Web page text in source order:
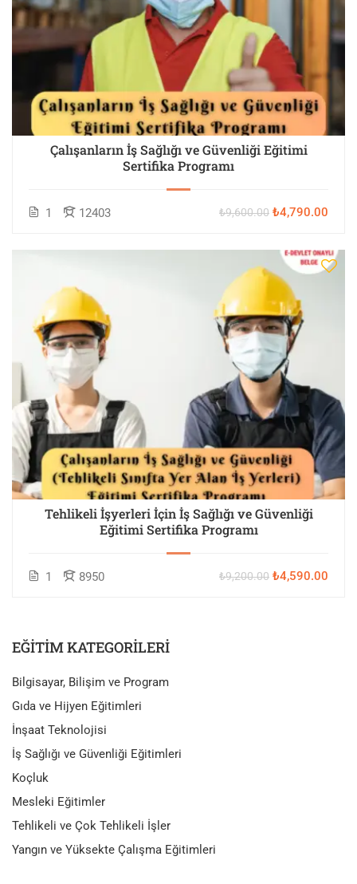
Çalışanların İş Sağlığı ve Güvenliği Eğitimi
Sertifika Programı
1 12403 ₺9,600.00 ₺4,790.00
Tehlikeli İşyerleri İçin İş Sağlığı ve Güvenliği
Eğitimi Sertifika Programı
1 8950 ₺9,200.00 ₺4,590.00
EĞITIM KATEGORILERI
Bilgisayar, Bilişim ve Program
Gıda ve Hijyen Eğitimleri
İnşaat Teknolojisi
İş Sağlığı ve Güvenliği Eğitimleri
Koçluk
Mesleki Eğitimler
Tehlikeli ve Çok Tehlikeli İşler
Yangın ve Yüksekte Çalışma Eğitimleri